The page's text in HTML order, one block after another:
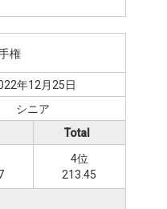
権
年12月25日
シニア
Total
4位
213.45